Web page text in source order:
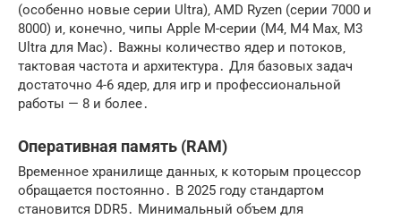
(особенно новые серии Ultra)‚ AMD Ryzen (серии 7000 и
8000) и‚ конечно‚ чипы Apple M-серии (M4‚ M4 Max‚ M3
Ultra для Mac)․ Важны количество ядер и потоков‚
тактовая частота и архитектура․ Для базовых задач
достаточно 4-6 ядер‚ для игр и профессиональной
работы — 8 и более․
Оперативная память (RAM)
Временное хранилище данных‚ к которым процессор
обращается постоянно․ В 2025 году стандартом
становится DDR5․ Минимальный объем для